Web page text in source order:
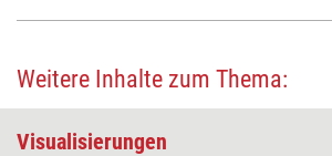
Weitere Inhalte zum Thema:
Visualisierungen